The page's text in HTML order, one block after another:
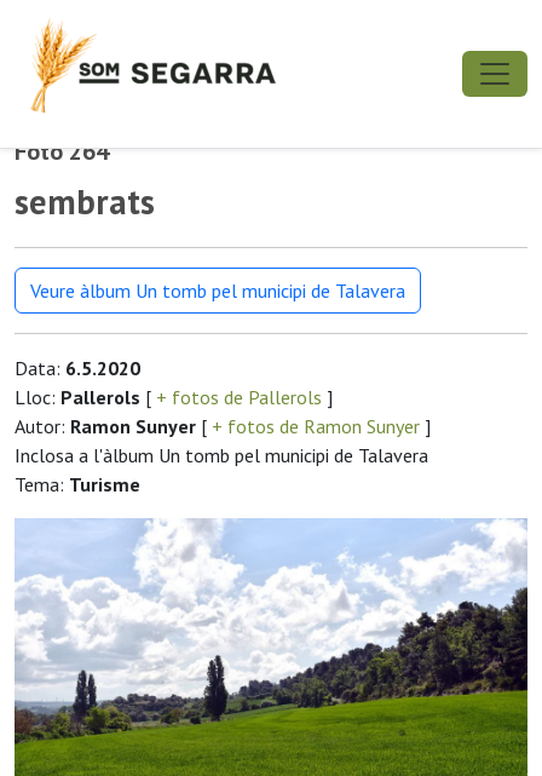
Foto 264
sembrats
Veure àlbum Un tomb pel municipi de Talavera
Data: 6.5.2020
Lloc: Pallerols [ + fotos de Pallerols ]
Autor: Ramon Sunyer [ + fotos de Ramon Sunyer ]
Inclosa a l'àlbum Un tomb pel municipi de Talavera
Tema: Turisme